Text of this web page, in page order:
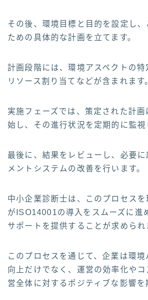
その後、環境目標と目的を設定し
ための具体的な計画を立てます。
計画段階には、環境アスペクトの特
リソース割り当てなどが含まれます
実施フェーズでは、策定された計画
始し、その進行状況を定期的に監視
最後に、結果をレビューし、必要
メントシステムの改善を行います。
中小企業診断士は、このプロセス
がISO14001の導入をスムーズに進
サポートを提供することが求められ
このプロセスを通じて、企業は環
向上だけでなく、運営の効率化や
営全体に対するポジティブな影響を